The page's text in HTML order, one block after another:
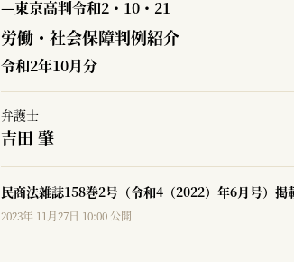
—東京高判令和2・10・21
労働・社会保障判例紹介
令和2年10月分
弁護士
吉田 肇
民商法雑誌158巻2号（令和4（2022）年6月号）掲
2023年 11月27日 10:00 公開